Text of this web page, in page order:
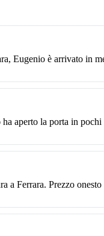
Eugenio è arrivato in
aperto la porta in
a Ferrara. Prezzo